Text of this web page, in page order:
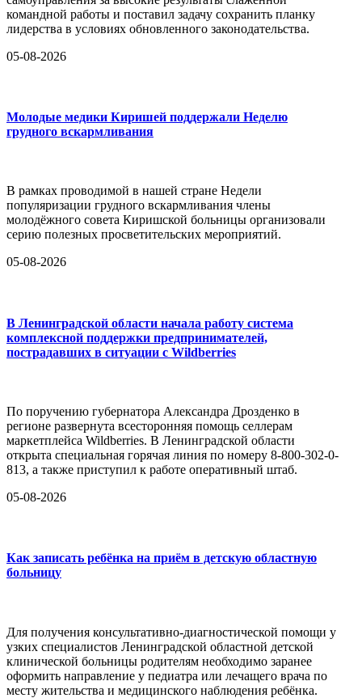
командной работы и поставил задачу сохранить планку
лидерства в условиях обновленного законодательства.
05-08-2026
Молодые медики Киришей поддержали Неделю
грудного вскармливания
В рамках проводимой в нашей стране Недели
популяризации грудного вскармливания члены
молодёжного совета Киришской больницы организовали
серию полезных просветительских мероприятий.
05-08-2026
В Ленинградской области начала работу система
комплексной поддержки предпринимателей,
пострадавших в ситуации с Wildberries
По поручению губернатора Александра Дрозденко в
регионе развернута всесторонняя помощь селлерам
маркетплейса Wildberries. В Ленинградской области
открыта специальная горячая линия по номеру 8-800-302-0-
813, а также приступил к работе оперативный штаб.
05-08-2026
Как записать ребёнка на приём в детскую областную
больницу
Для получения консультативно-диагностической помощи у
узких специалистов Ленинградской областной детской
клинической больницы родителям необходимо заранее
оформить направление у педиатра или лечащего врача по
месту жительства и медицинского наблюдения ребёнка.